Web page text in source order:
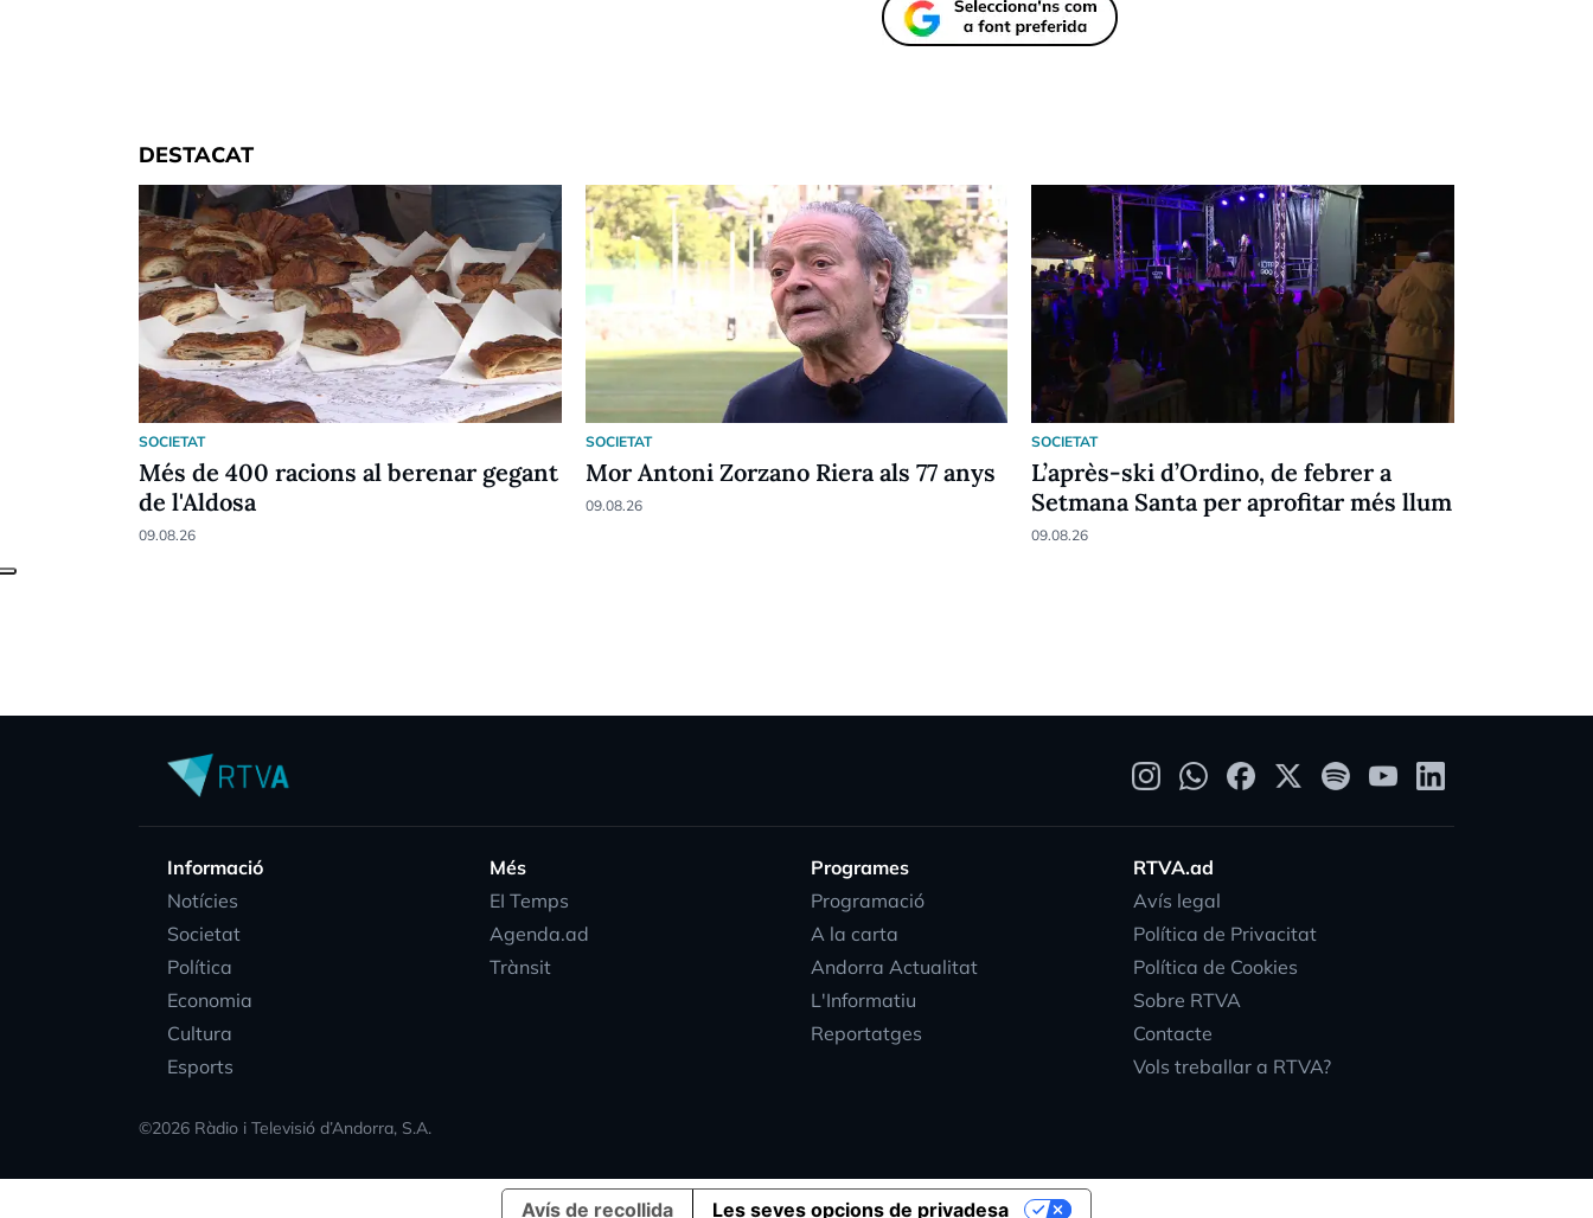
DESTACAT
SOCIETAT
Més de 400 racions al berenar gegant
de l'Aldosa
09.08.26
SOCIETAT
Mor Antoni Zorzano Riera als 77 anys
09.08.26
SOCIETAT
L’après-ski d’Ordino, de febrer a
Setmana Santa per aprofitar més llum
09.08.26
Informació
Notícies
Societat
Política
Economia
Cultura
Esports
Més
EI Temps
Agenda.ad
Trànsit
Programes
Programació
A la carta
Andorra Actualitat
L'Informatiu
Reportatges
RTVA.ad
Avís legal
Política de Privacitat
Política de Cookies
Sobre RTVA
Contacte
Vols treballar a RTVA?
©2026 Ràdio i Televisió d’Andorra, S.A.
Avís de recollida Les seves opcions de privadesa